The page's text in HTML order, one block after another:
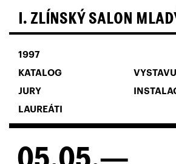
I. ZLÍNSKÝ SALON
1997
KATALOG
JURY
LAUREÁTI
05.05.—